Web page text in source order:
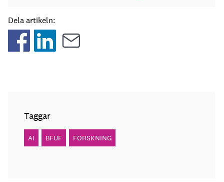
Dela artikeln:
Taggar
AI BFUF FORSKNING